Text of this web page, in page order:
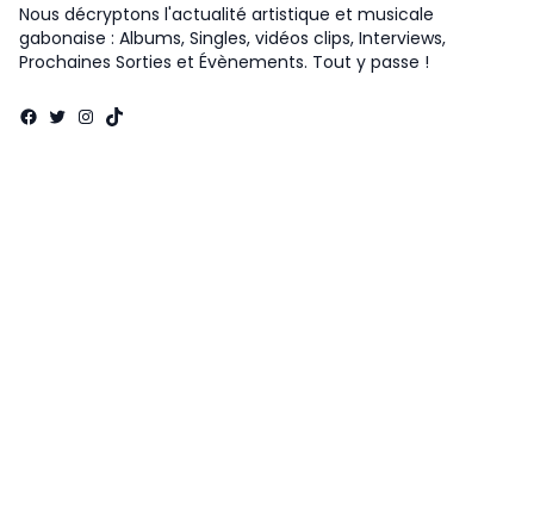
Nous décryptons l'actualité artistique et musicale
gabonaise : Albums, Singles, vidéos clips, Interviews,
Prochaines Sorties et Évènements. Tout y passe !
Facebook
Twitter
Instagram
TikTok